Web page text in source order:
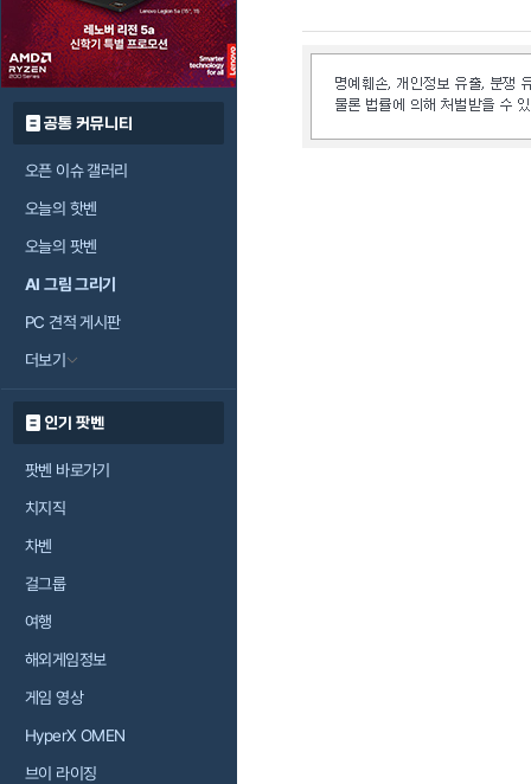
공통 커뮤니티
오픈 이슈 갤러리
오늘의 핫벤
오늘의 팟벤
AI 그림 그리기
PC 견적 게시판
더보기
인기 팟벤
팟벤 바로가기
치지직
차벤
걸그룹
여행
해외게임정보
게임 영상
HyperX OMEN
브이 라이징